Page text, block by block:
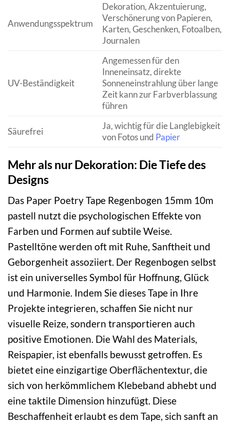
Anwendungsspektrum
Dekoration, Akzentuierung,
Verschönerung von Papieren,
Karten, Geschenken, Fotoalben,
Journalen
UV-Beständigkeit
Angemessen für den
Inneneinsatz, direkte
Sonneneinstrahlung über lange
Zeit kann zur Farbverblassung
führen
Säurefrei
Ja, wichtig für die Langlebigkeit
von Fotos und Papier
Mehr als nur Dekoration: Die Tiefe des
Designs
Das Paper Poetry Tape Regenbogen 15mm 10m
pastell nutzt die psychologischen Effekte von
Farben und Formen auf subtile Weise.
Pastelltöne werden oft mit Ruhe, Sanftheit und
Geborgenheit assoziiert. Der Regenbogen selbst
ist ein universelles Symbol für Hoffnung, Glück
und Harmonie. Indem Sie dieses Tape in Ihre
Projekte integrieren, schaffen Sie nicht nur
visuelle Reize, sondern transportieren auch
positive Emotionen. Die Wahl des Materials,
Reispapier, ist ebenfalls bewusst getroffen. Es
bietet eine einzigartige Oberflächentextur, die
sich von herkömmlichem Klebeband abhebt und
eine taktile Dimension hinzufügt. Diese
Beschaffenheit erlaubt es dem Tape, sich sanft an